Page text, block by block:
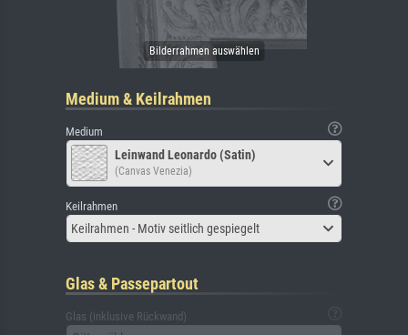
Medium & Keilrahmen
Medium
Leinwand Leonardo (Satin)
(Canvas Venezia)
Keilrahmen
Keilrahmen - Motiv seitlich gespiegelt
Glas & Passepartout
Glas (inklusive Rückwand)